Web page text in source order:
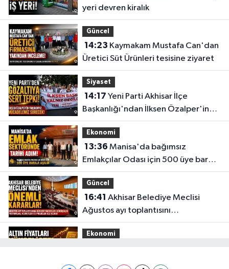
yeri devren kiralık
Güncel
14:23
Üretici Süt Ürünleri tesisine ziyaret
Siyaset
14:17
Başkanlığı'ndan İlksen Özalper'in
gözaltına alınmasına tepki
Ekonomi
13:36
Emlakçılar Odası için 500 üye barajı
aşıldı
Güncel
16:41
Ağustos ayı toplantısını
gerçekleştirdi
Ekonomi